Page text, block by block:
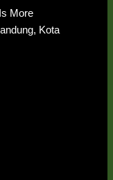
More
Kota